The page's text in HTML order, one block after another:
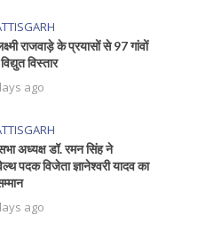
राजवाड़े के प्रयासों से 97 गांवों
विस्तार
ago
अध्यक्ष डॉ. रमन सिंह ने
पदक विजेता ज्ञानेश्वरी यादव का
ago